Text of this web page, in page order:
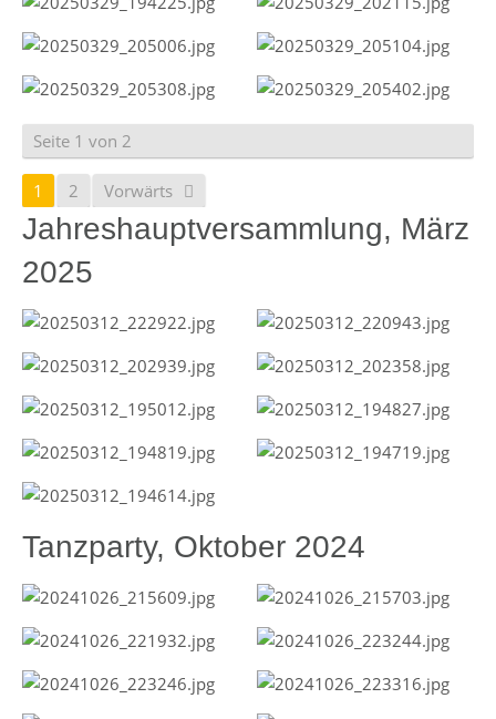
Seite 1 von 2
1 2 Vorwärts
Jahreshauptversammlung, März
2025
Tanzparty, Oktober 2024